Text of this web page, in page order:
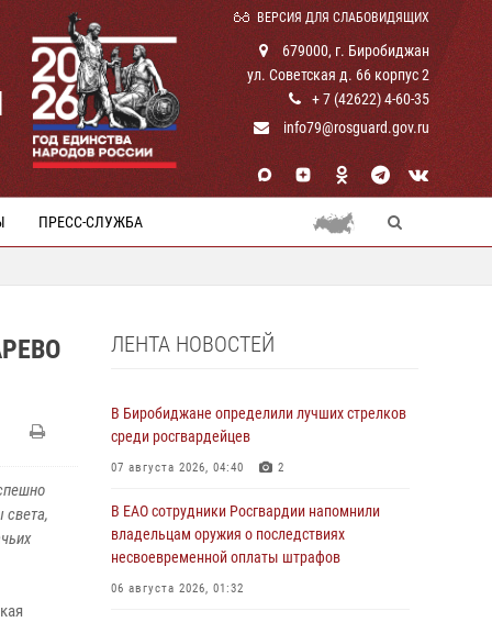
ВЕРСИЯ ДЛЯ СЛАБОВИДЯЩИХ
679000, г. Биробиджан
ул. Советская д. 66 корпус 2
+ 7 (42622) 4-60-35
info79@rosguard.gov.ru
ПРЕСС-СЛУЖБА
света,
ЛЕНТА НОВОСТЕЙ
В Биробиджане определили лучших стрелков
среди росгвардейцев
07 августа 2026, 04:40 2
В ЕАО сотрудники Росгвардии напомнили
владельцам оружия о последствиях
несвоевременной оплаты штрафов
06 августа 2026, 01:32